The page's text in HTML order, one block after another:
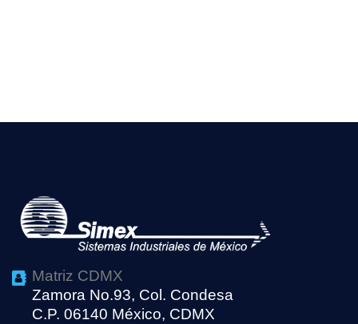
Matriz CDMX
Zamora No.93, Col. Condesa
C.P. 06140 México, CDMX